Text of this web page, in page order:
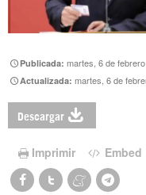
Publicada:martes, 6 de
Actualizada:martes, 6 de
Descargar
Imprimir Embed